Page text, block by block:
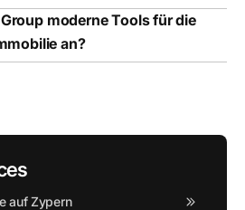
auf Zypern
moderne Tools für die
an?